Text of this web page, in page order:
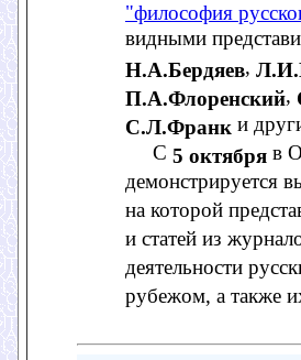
"философия
видными
Н.А.Бердяев,
П.А.Флоренский,
С.Л.Франк и
С 5 октября в
демонстрируется
на которой
и статей из
деятельности
рубежом, а также